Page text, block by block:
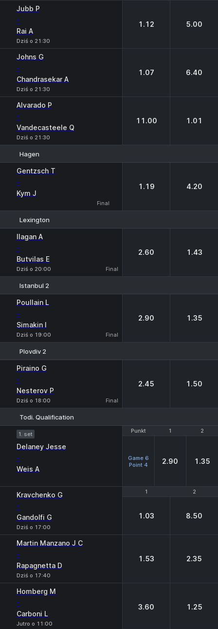
Jubb P
-
Rai A
Dziś o 21:30
1.12 5.00
Johns G
-
Chandrasekar A
Dziś o 21:30
1.07 6.40
Alvarado P
-
Vandecasteele Q
Dziś o 21:30
11.00 1.01
Hagen
Gentzsch T
-
Kym J
Final
1.19 4.20
Lexington
Ilagan A
-
Butvilas E
Dziś o 20:00 Final
2.60 1.43
Istanbul 2
Poullain L
-
Simakin I
Dziś o 19:00 Final
2.90 1.35
Plovdiv 2
Piraino G
-
Nesterov P
Dziś o 18:00 Final
2.45 1.50
Todi. Qualification
Punkt 1 2
1. set
Delaney Jesse
-
Weis A
Punkt 1 2
Game 6
Point 4
2.90 1.35
1 2
Kravchenko G
-
Gandolfi G
Dziś o 17:00
1 2
1.03 8.50
Martin Manzano J C
-
Rapagnetta D
Dziś o 17:40
1.53 2.35
Homberg M
-
Carboni L
Jutro o 11:00
3.60 1.25